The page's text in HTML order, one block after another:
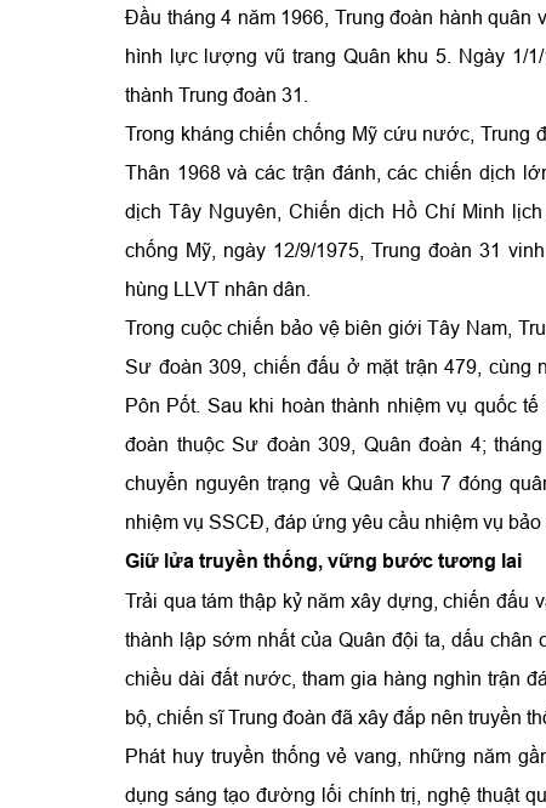
Đầu tháng 4 năm 1966, Trung đoàn hành
hình lực lượng vũ trang Quân khu 5. Ngày 1/
thành Trung đoàn 31.
Trong kháng chiến chống Mỹ cứu nước, Trung
Thân 1968 và các trận đánh, các chiến dịch
dịch Tây Nguyên, Chiến dịch Hồ Chí Minh
chống Mỹ, ngày 12/9/1975, Trung đoàn 31
hùng LLVT nhân dân.
Trong cuộc chiến bảo vệ biên giới Tây Nam,
Sư đoàn 309, chiến đấu ở mặt trận 479 ,
Pôn Pốt. Sau khi hoàn thành nhiệm vụ quốc
đoàn thuộc Sư đoàn 309, Quân đoàn 4;
chuyển nguyên trạng về Quân khu 7 đóng
nhiệm vụ SSCĐ, đáp ứng yêu cầu nhiệm vụ bảo
Giữ lửa truyền thống, vững bước tương lai
Trải qua tám thập kỷ năm xây dựng, chiến
thành lập sớm nhất của Quân đội ta, dấu chân
chiều dài đất nước, tham gia hàng nghìn trận
bộ, chiến sĩ Trung đoàn đã xây đắp nên truyền
Phát huy truyền thống vẻ vang, những năm
dụng sáng tạo đường lối chính trị, nghệ thuật